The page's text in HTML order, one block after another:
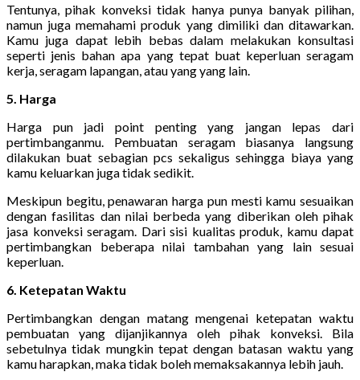
Tentunya, pihak konveksi tidak hanya punya banyak pilihan,
namun juga memahami produk yang dimiliki dan ditawarkan.
Kamu juga dapat lebih bebas dalam melakukan konsultasi
seperti jenis bahan apa yang tepat buat keperluan seragam
kerja, seragam lapangan, atau yang yang lain.
5. Harga
Harga pun jadi point penting yang jangan lepas dari
pertimbanganmu. Pembuatan seragam biasanya langsung
dilakukan buat sebagian pcs sekaligus sehingga biaya yang
kamu keluarkan juga tidak sedikit.
Meskipun begitu, penawaran harga pun mesti kamu sesuaikan
dengan fasilitas dan nilai berbeda yang diberikan oleh pihak
jasa konveksi seragam. Dari sisi kualitas produk, kamu dapat
pertimbangkan beberapa nilai tambahan yang lain sesuai
keperluan.
6. Ketepatan Waktu
Pertimbangkan dengan matang mengenai ketepatan waktu
pembuatan yang dijanjikannya oleh pihak konveksi. Bila
sebetulnya tidak mungkin tepat dengan batasan waktu yang
kamu harapkan, maka tidak boleh memaksakannya lebih jauh.